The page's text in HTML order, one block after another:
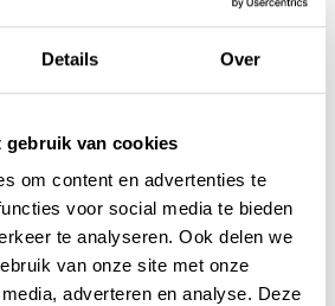
Details Over
gebruik van cookies
om content en advertenties te
voor social media te bieden
te analyseren. Ook delen we
van onze site met onze
adverteren en analyse. Deze
Van originele onderdelen
tot FleetPro, ons nieuwe
prijs-kwaliteitverhouding.
service uw bedrijf, uw
ondersteunen. Samen
een succes!